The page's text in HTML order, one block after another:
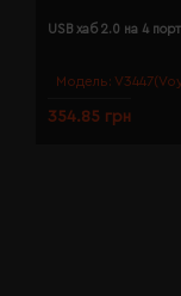
Модель:
USB хаб 2.0 на 4
354.85 грн